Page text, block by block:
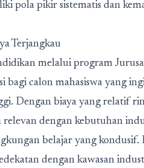
pola pikir sistematis dan
Terjangkau
melalui program
bagi calon mahasiswa yang
Dengan biaya yang relatif
dengan kebutuhan
belajar yang kondusif.
dengan kawasan